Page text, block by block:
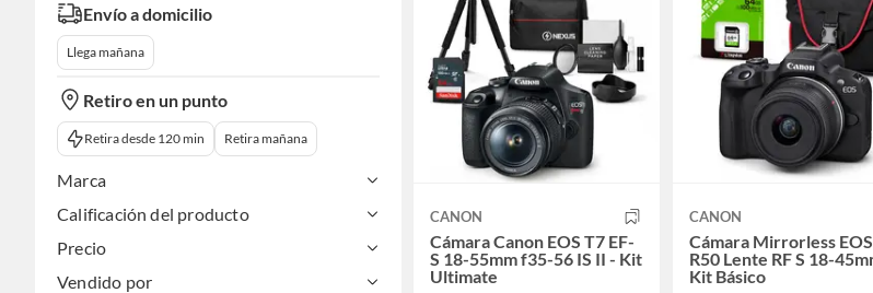
Envío a domicilio
Llega mañana
Retiro en un punto
Retira desde 120 min Retira mañana
Marca
Calificación del producto
Precio
Vendido por
CANON
Cámara Canon EOS T7 EF-
S 18-55mm f35-56 IS II - Kit
Ultimate
CANON
Cámara Mirrorless EOS
R50 Lente RF S 18-45mm +
Kit Básico